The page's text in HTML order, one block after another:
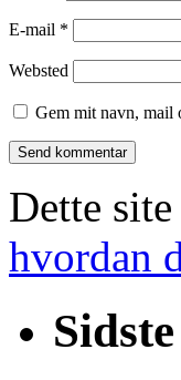
E-mail *
Websted
Gem mit navn, mail
Dette
hvordan